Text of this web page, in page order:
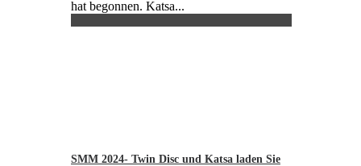
hat begonnen. Katsa...
SMM 2024- Twin Disc und Katsa laden Sie